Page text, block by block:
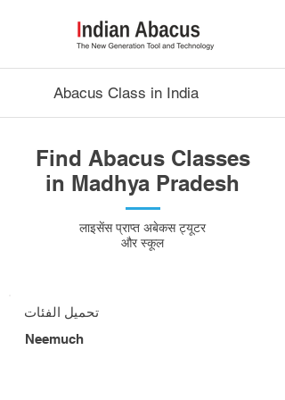
Abacus Class in India
Find Abacus Classes
in Madhya Pradesh
लाइसेंस प्राप्त अबेकस ट्यूटर
और स्कूल
تحميل الفئات
Neemuch